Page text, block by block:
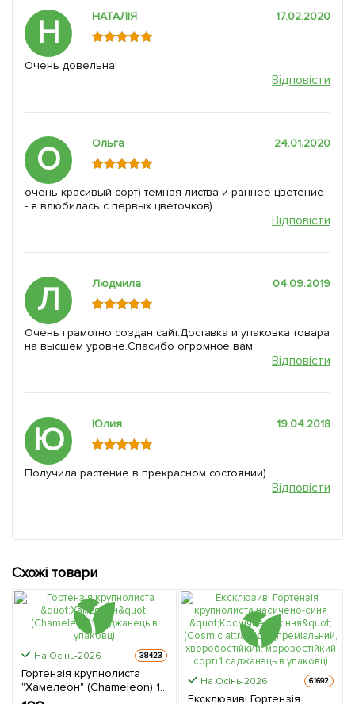
Н НАТАЛІЯ 17.02.2020
Очень довельна!
Відповісти
О Ольга 24.01.2020
очень красивый сорт) темная листва и раннее цветение
- я влюбилась с первых цветочков)
Відповісти
Л Людмила 04.09.2019
Очень грамотно создан сайт.Доставка и упаковка товара
на высшем уровне.Спасибо огромное вам.
Відповісти
Ю Юлия 19.04.2018
Получила растение в прекрасном состоянии)
Відповісти
Схожі товари
На Осінь-2026 38423
Гортензія крупнолиста
"Хамелеон" (Chameleon) 1
саджанець в упаковці
На Осінь-2026 61692
Ексклюзив! Гортензія